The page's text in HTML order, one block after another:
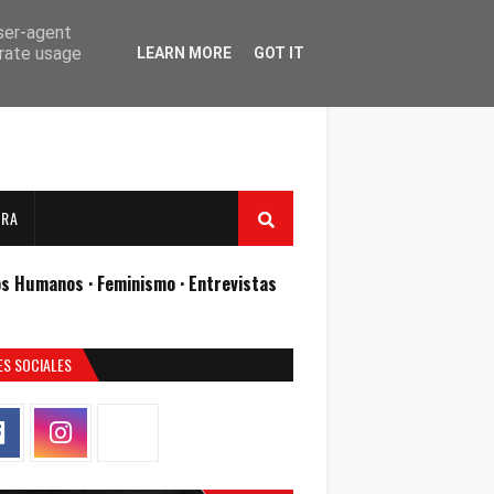
Humanos · Feminismo · Entrevistas
SOCIALES
agent
usage
LEARN MORE GOT IT